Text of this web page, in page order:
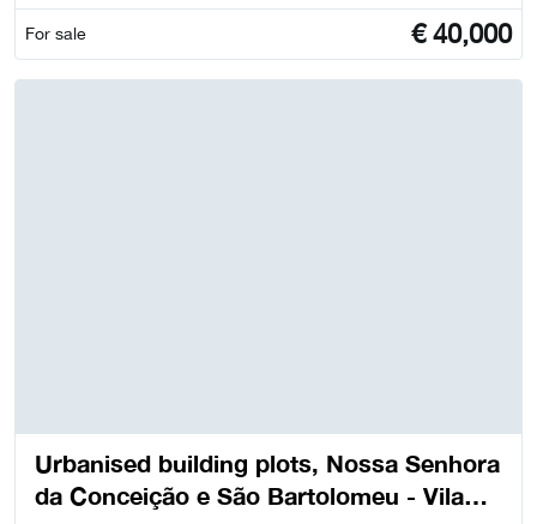
For sale €40,000
Urbanised building plots, Nossa Senhora
da Conceição e São Bartolomeu - Vila